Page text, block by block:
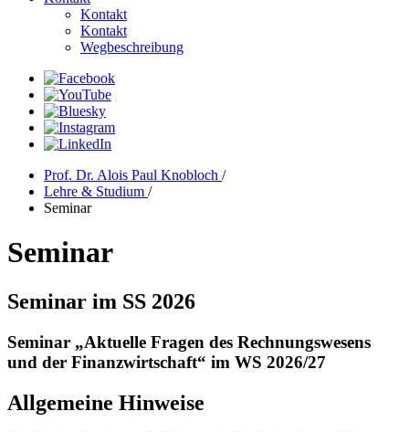
Kontakt
Kontakt
Wegbeschreibung
Prof. Dr. Alois Paul Knobloch /
Lehre & Studium /
Seminar
Seminar
Seminar im SS 2026
Seminar „Aktuelle Fragen des Rechnungswesens
und der Finanzwirtschaft“ im WS 2026/27
Allgemeine Hinweise